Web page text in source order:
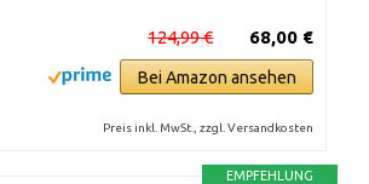
68,00 €
124,99 €
Bei Amazon ansehen
Preis inkl. MwSt., zzgl. Versandkosten
EMPFEHLUNG